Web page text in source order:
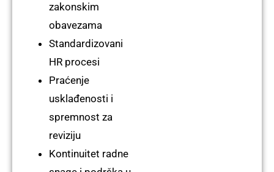
zakonskim
obavezama
Standardizovani
HR procesi
Praćenje
usklađenosti i
spremnost za
reviziju
Kontinuitet radne